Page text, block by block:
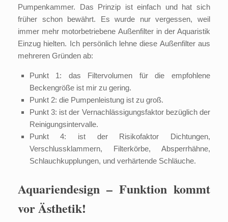
Pumpenkammer. Das Prinzip ist einfach und hat sich
früher schon bewährt. Es wurde nur vergessen, weil
immer mehr motorbetriebene Außenfilter in der Aquaristik
Einzug hielten. Ich persönlich lehne diese Außenfilter aus
mehreren Gründen ab:
Punkt 1: das Filtervolumen für die empfohlene
Beckengröße ist mir zu gering.
Punkt 2: die Pumpenleistung ist zu groß.
Punkt 3: ist der Vernachlässigungsfaktor bezüglich der
Reinigungsintervalle.
Punkt 4: ist der Risikofaktor Dichtungen,
Verschlussklammern, Filterkörbe, Absperrhähne,
Schlauchkupplungen, und verhärtende Schläuche.
Aquariendesign – Funktion kommt
vor Ästhetik!